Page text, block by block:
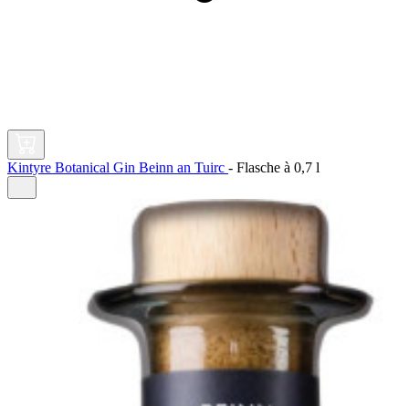
Kintyre Botanical Gin Beinn an Tuirc - Flasche à 0,7 l